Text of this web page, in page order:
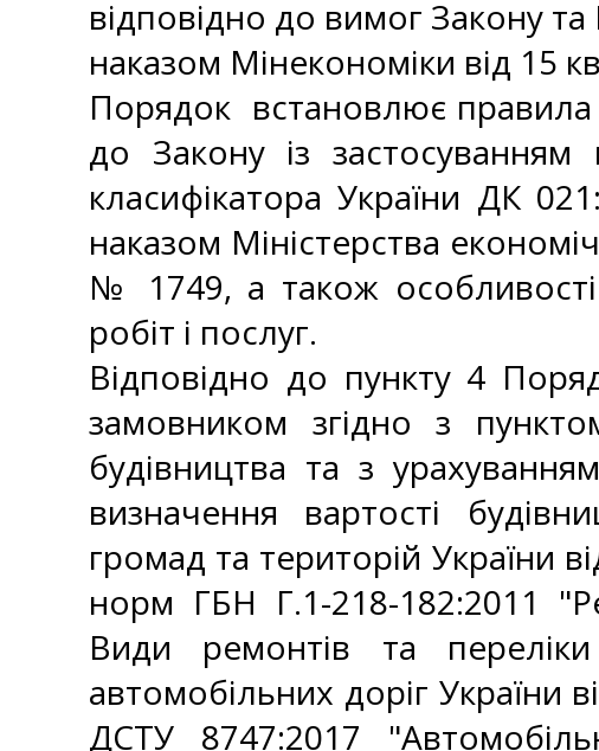
відповідно до вимог Закону
наказом Мінекономіки від 15
Порядок встановлює правила
до Закону із застосуванням
класифікатора України ДК
наказом Міністерства
№ 1749, а також особливості
робіт і послуг.
Відповідно до пункту 4
замовником згідно з
будівництва та з
визначення вартості
громад та територій України
норм ГБН Г.1-218-182:2011
Види ремонтів та
автомобільних доріг України
ДСТУ 8747:2017